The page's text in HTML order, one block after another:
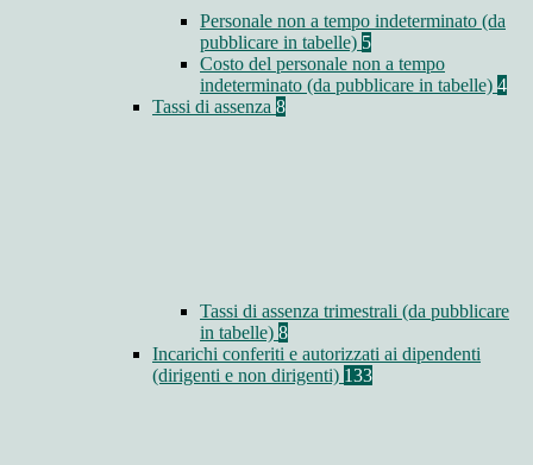
Personale non a tempo indeterminato (da
pubblicare in tabelle) 5
Costo del personale non a tempo
indeterminato (da pubblicare in tabelle) 4
Tassi di assenza 8
Tassi di assenza trimestrali (da pubblicare
in tabelle) 8
Incarichi conferiti e autorizzati ai dipendenti
(dirigenti e non dirigenti) 133